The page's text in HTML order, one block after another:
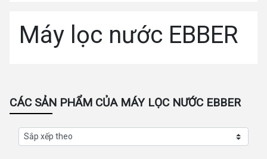
Máy lọc nước EBBER
CÁC SẢN PHẨM CỦA MÁY LỌC NƯỚC EBBER